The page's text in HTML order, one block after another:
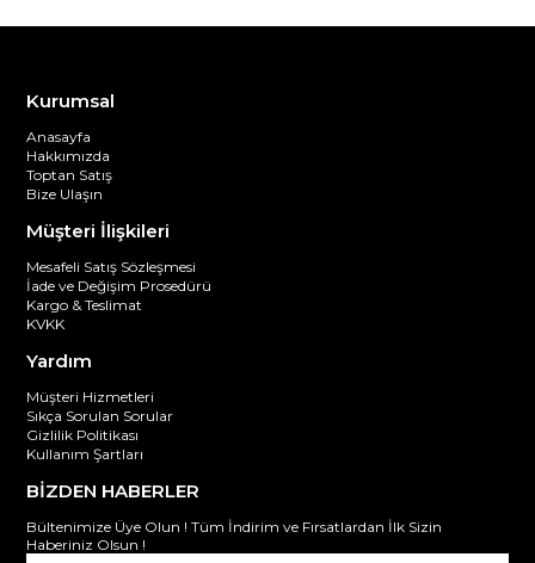
Kurumsal
Anasayfa
Hakkımızda
Toptan Satış
Bize Ulaşın
Müşteri İlişkileri
Mesafeli Satış Sözleşmesi
İade ve Değişim Prosedürü
Kargo & Teslimat
KVKK
Yardım
Müşteri Hizmetleri
Sıkça Sorulan Sorular
Gizlilik Politikası
Kullanım Şartları
BİZDEN HABERLER
Bültenimize Üye Olun ! Tüm İndirim ve Fırsatlardan İlk Sizin
Haberiniz Olsun !